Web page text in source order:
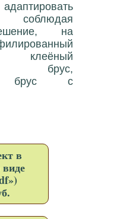
на
клеёный
брус,
брус с
в